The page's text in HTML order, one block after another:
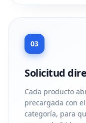
03
Solicitud
Cada producto
precargada con
categoría, para